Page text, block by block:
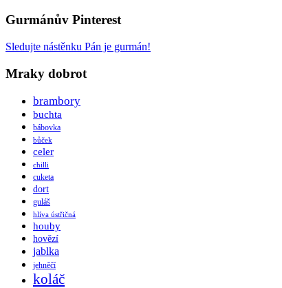
Gurmánův Pinterest
Sledujte nástěnku Pán je gurmán!
Mraky dobrot
brambory
buchta
bábovka
bůček
celer
chilli
cuketa
dort
guláš
hlíva ústřičná
houby
hovězí
jablka
jehněčí
koláč